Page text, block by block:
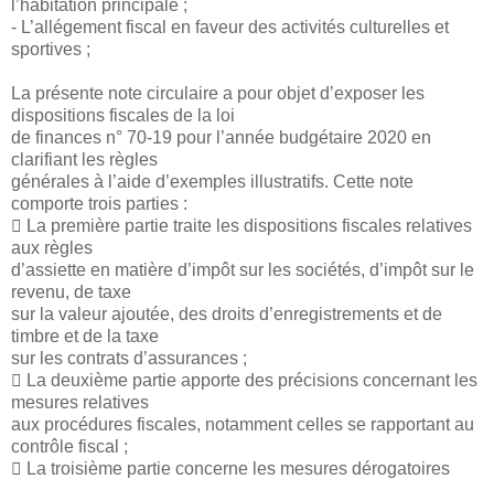
l’habitation principale ;
- L’allégement fiscal en faveur des activités culturelles et
sportives ;
La présente note circulaire a pour objet d’exposer les
dispositions fiscales de la loi
de finances n° 70-19 pour l’année budgétaire 2020 en
clarifiant les règles
générales à l’aide d’exemples illustratifs. Cette note
comporte trois parties :
 La première partie traite les dispositions fiscales relatives
aux règles
d’assiette en matière d’impôt sur les sociétés, d’impôt sur le
revenu, de taxe
sur la valeur ajoutée, des droits d’enregistrements et de
timbre et de la taxe
sur les contrats d’assurances ;
 La deuxième partie apporte des précisions concernant les
mesures relatives
aux procédures fiscales, notamment celles se rapportant au
contrôle fiscal ;
 La troisième partie concerne les mesures dérogatoires